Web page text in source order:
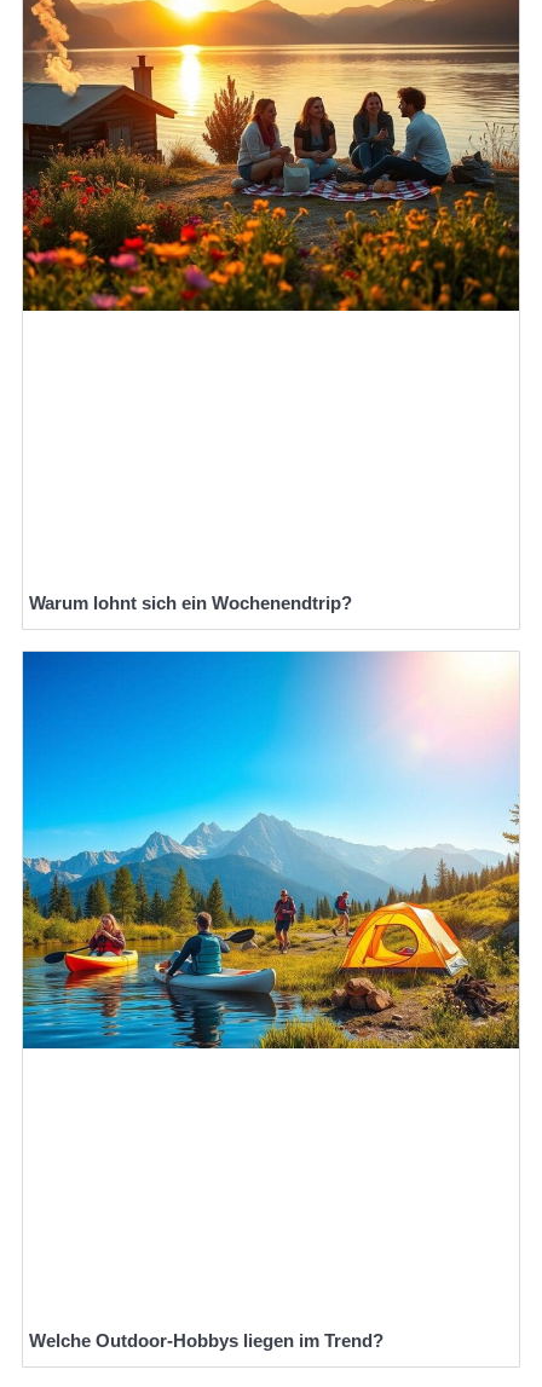
Warum lohnt sich ein Wochenendtrip?
Welche Outdoor-Hobbys liegen im Trend?